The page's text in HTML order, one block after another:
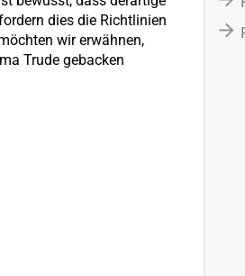
dies die Richtlinien
wir erwähnen,
Trude gebacken
Kontakt